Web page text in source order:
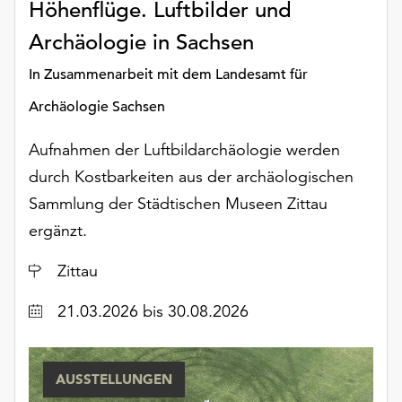
Höhenflüge. Luftbilder und
Archäologie in Sachsen
In Zusammenarbeit mit dem Landesamt für
Archäologie Sachsen
Aufnahmen der Luftbildarchäologie werden
durch Kostbarkeiten aus der archäologischen
Sammlung der Städtischen Museen Zittau
ergänzt.
Ort
Zittau
Datum21.03.2026 bis 30.08.2026
AUSSTELLUNGEN